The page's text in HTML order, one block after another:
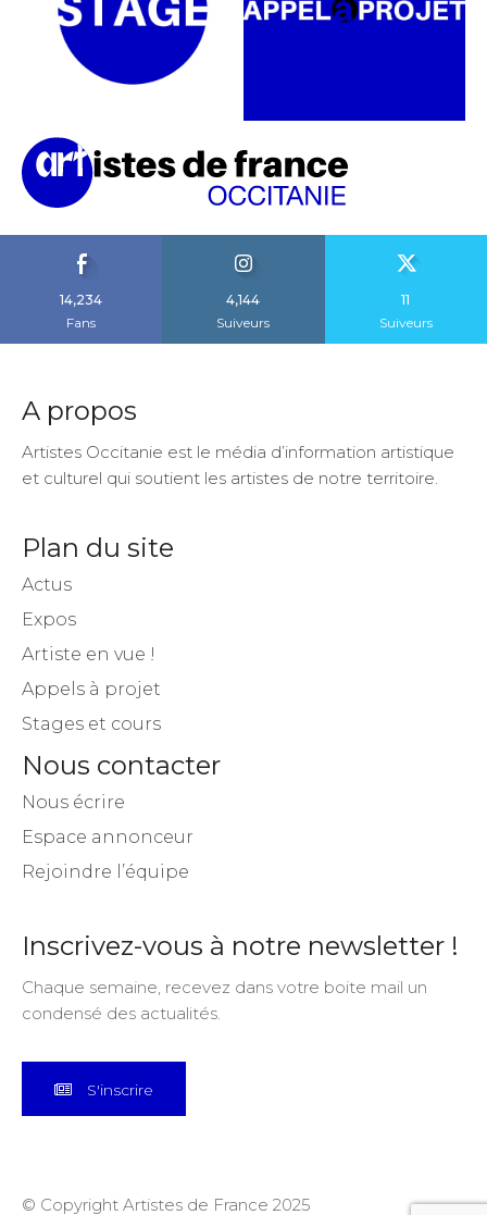
14,234
Fans
4,144
Suiveurs
11
Suiveurs
A propos
Artistes Occitanie est le média d’information artistique
et culturel qui soutient les artistes de notre territoire.
Plan du site
Actus
Expos
Artiste en vue !
Appels à projet
Stages et cours
Nous contacter
Nous écrire
Espace annonceur
Rejoindre l’équipe
Inscrivez-vous à notre newsletter !
Chaque semaine, recevez dans votre boite mail un
condensé des actualités.
S'inscrire
© Copyright Artistes de France 2025